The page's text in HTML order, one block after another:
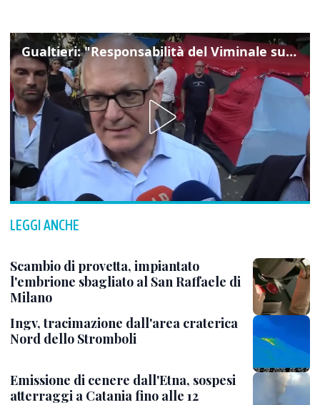
Gualtieri: "Responsabilità del Viminale su Spin Time? La posizione dei partiti è nota"
LEGGI ANCHE
Scambio di provetta, impiantato
l'embrione sbagliato al San Raffaele di
Milano
Ingv, tracimazione dall'area craterica
Nord dello Stromboli
Emissione di cenere dall'Etna, sospesi
atterraggi a Catania fino alle 12